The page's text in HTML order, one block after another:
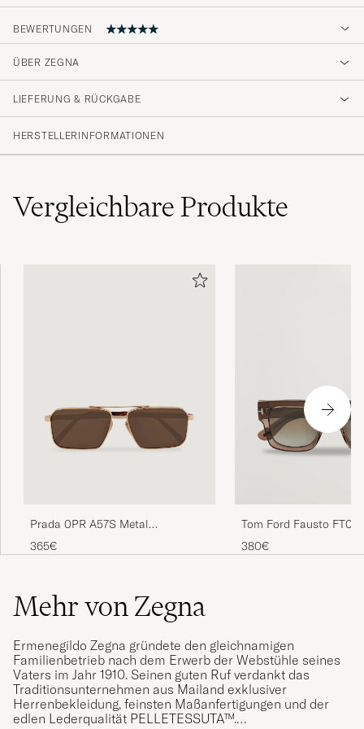
BEWERTUNGEN
Nydelige solbriller
ARMEND B GEKAUFT AM AUF CAREOFCARL.NO
OLIVER E GEKAUFT AM AUF CAREOFCARL.SE
ÜBER ZEGNA
LIEFERUNG & RÜCKGABE
HERSTELLERINFORMATIONEN
VergleichbareProdukte
Prada 0PR A57S Metal
Sunglasses Gold
365€
Tom Ford Fausto
Sunglasses Brown/
380€
Mehr von Zegna
Ermenegildo Zegna gründete den gleichnamigen
Familienbetrieb nach dem Erwerb der Webstühle seines
Vaters im Jahr 1910. Seinen guten Ruf verdankt das
Traditionsunternehmen aus Mailand exklusiver
Herrenbekleidung, feinsten Maßanfertigungen und der
edlen Lederqualität PELLETESSUTA™.